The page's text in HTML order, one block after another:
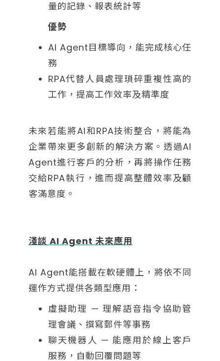
量的記錄、報表統計等
優勢
AI Agent目標導向，能完成核心任
務
RPA代替人員處理瑣碎重複性高的
工作，提高工作效率及精準度
未來若能將AI和RPA技術整合，將能為
企業帶來更多創新的解決方案。透過AI
Agent進行客戶的分析，再將操作任務
交給RPA執行，進而提高整體效率及顧
客滿意度。
淺談 AI Agent 未來應用
AI Agent能搭載在軟硬體上，將依不同
運作方式提供各類型應用：
虛擬助理 — 理解語音指令協助管
理會議、撰寫郵件等事務
聊天機器人 — 能應用於線上客戶
服務，自動回覆問題等